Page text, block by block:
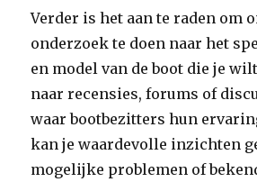
Verder is het aan te raden om
onderzoek te doen naar het
en model van de boot die je
naar recensies, forums of
waar bootbezitters hun
kan je waardevolle inzichten
mogelijke problemen of